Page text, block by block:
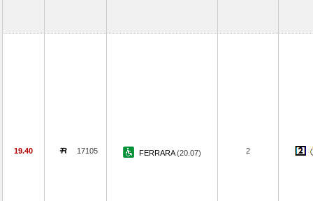
19.40 17105 FERRARA(20.07) 2